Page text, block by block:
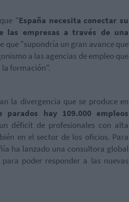
"España necesita conectar su
las empresas a través de una
que "supondría un gran avance que
a las agencias de empleo que
formación".
la divergencia que se produce en
parados hay 109.000 empleos
déficit de profesionales con alta
en el sector de los oficios. Para
ha lanzado una consultora global
para poder responder a las nuevas